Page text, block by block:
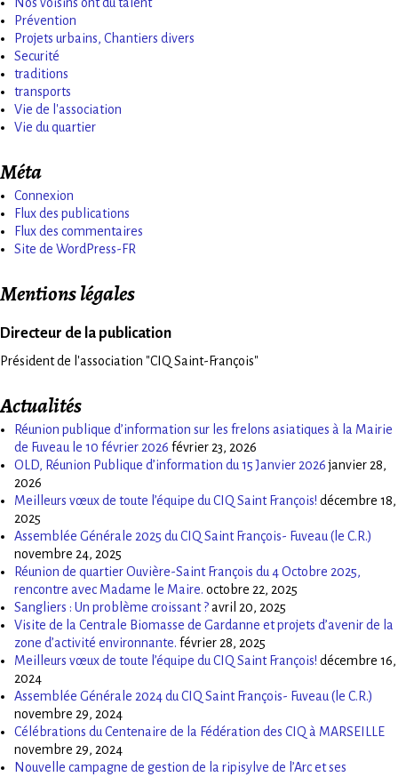
Prévention
Projets urbains, Chantiers divers
Securité
traditions
transports
Vie de l'association
Vie du quartier
Méta
Connexion
Flux des publications
Flux des commentaires
Site de WordPress-FR
Mentions légales
Directeur de la publication
Président de l'association "CIQ Saint-François"
Actualités
Réunion publique d’information sur les frelons asiatiques à la Mairie
de Fuveau le 10 février 2026 février 23, 2026
OLD, Réunion Publique d’information du 15 Janvier 2026 janvier 28,
2026
Meilleurs vœux de toute l’équipe du CIQ Saint François! décembre 18,
2025
Assemblée Générale 2025 du CIQ Saint François- Fuveau (le C.R.)
novembre 24, 2025
Réunion de quartier Ouvière-Saint François du 4 Octobre 2025,
rencontre avec Madame le Maire. octobre 22, 2025
Sangliers : Un problème croissant ?avril 20, 2025
Visite de la Centrale Biomasse de Gardanne et projets d’avenir de la
zone d’activité environnante. février 28, 2025
Meilleurs vœux de toute l’équipe du CIQ Saint François! décembre 16,
2024
Assemblée Générale 2024 du CIQ Saint François- Fuveau (le C.R.)
novembre 29, 2024
Célébrations du Centenaire de la Fédération des CIQ à MARSEILLE
novembre 29, 2024
Nouvelle campagne de gestion de la ripisylve de l’Arc et ses